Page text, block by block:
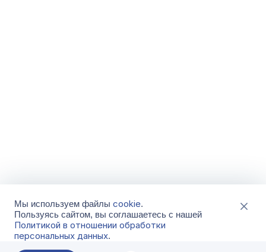
Мы используем файлы cookie.
Пользуясь сайтом, вы соглашаетесь с нашей
Политикой в отношении обработки
персональных данных.